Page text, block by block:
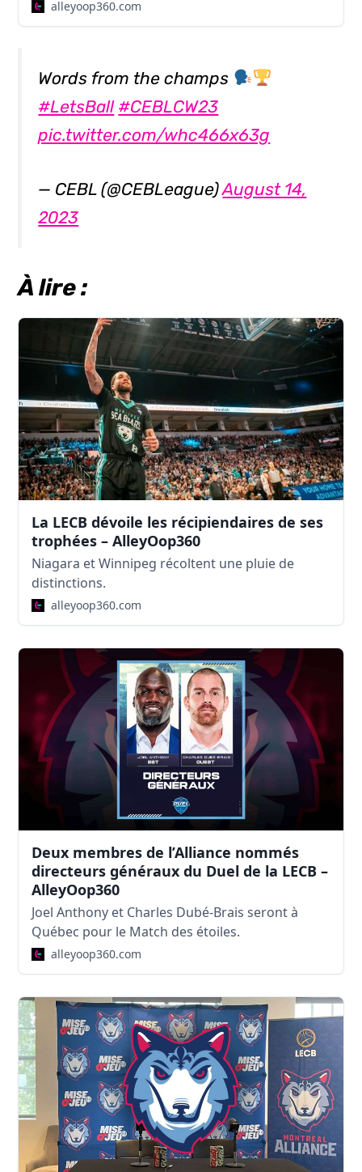
alleyoop360.com
Words from the champs
#LetsBall #CEBLCW23
pic.twitter.com/whc466x63g
— CEBL (@CEBLeague)August 14,
2023
À lire :
La LECB dévoile les récipiendaires de ses
trophées – AlleyOop360
Niagara et Winnipeg récoltent une pluie de
distinctions.
alleyoop360.com
Deux membres de l’Alliance nommés
directeurs généraux du Duel de la LECB –
AlleyOop360
Joel Anthony et Charles Dubé-Brais seront à
Québec pour le Match des étoiles.
alleyoop360.com